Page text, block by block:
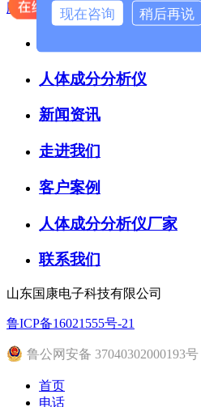
牌哪些人需要健康体检
人体成分分析仪
新闻资讯
走进我们
客户案例
人体成分分析仪厂家
联系我们
山东国康电子科技有限公司
鲁ICP备16021555号-21
鲁公网安备 37040302000193号
首页
电话
现在咨询 稍后再说